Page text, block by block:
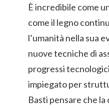
È incredibile come
come il legno
l’umanità nella sua
nuove tecniche di
progressi
impiegato per
Basti pensare che la